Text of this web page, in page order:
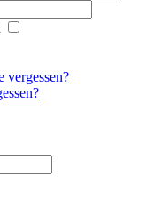
vergessen?